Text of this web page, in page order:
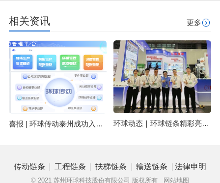
相关资讯 更多
喜报 | 环球传动泰州成功入选2025年江苏省先进级智能工厂名单 环球动态｜环球链条精彩亮相中国广州国际物流装备与技术展览会 LET 2025
传动链条 工程链条 扶梯链条 输送链条 法律申明
© 2021 苏州环球科技股份有限公司 版权所有 网站地图